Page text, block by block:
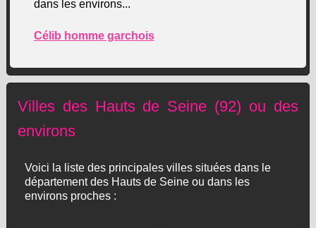
dans les environs...
Célib homme garchois
Villes des Hauts de Seine (92) ou des
environs
Voici la liste des principales villes situées dans le
département des Hauts de Seine ou dans les
environs proches :